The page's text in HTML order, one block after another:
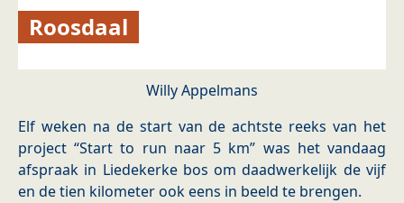
Roosdaal
Willy Appelmans
Elf weken na de start van de achtste reeks van het
project “Start to run naar 5 km” was het vandaag
afspraak in Liedekerke bos om daadwerkelijk de vijf
en de tien kilometer ook eens in beeld te brengen.